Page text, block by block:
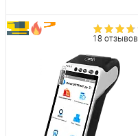
18 отзывов